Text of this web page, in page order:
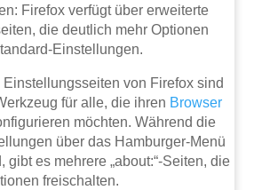
Firefox verfügt über erweiterte
die deutlich mehr Optionen
Einstellungen.
Einstellungsseiten von Firefox sind
für alle, die ihren Browser
möchten. Während die
über das Hamburger-Menü
gibt es mehrere „about:“-Seiten, die
freischalten.